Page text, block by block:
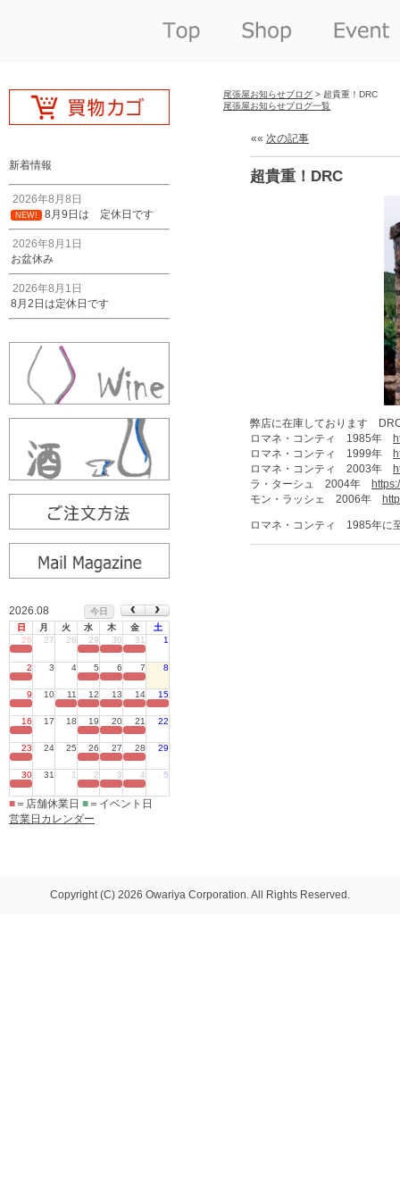
新着情報
2026年8月8日
NEW! 8月9日は 定休日です
2026年8月1日
お盆休み
2026年8月1日
8月2日は定休日です
2026.08
今日
日
月 火 水 木 金
土
26
27 28 29 30 31 1
2 3 4 5 6 7 8
9 10 11 12 13 14 15
16 17 18 19 20 21 22
23 24 25 26 27 28 29
30 31 1 2 3 4 5
■ ＝店舗休業日 ■ ＝イベント日
営業日カレンダー
尾張屋お知らせブログ > 超貴重！DRC
尾張屋お知らせブログ一覧
«« 次の記事
超貴重！DRC
弊店に在庫しております
ロマネ・コンティ 1985年
ロマネ・コンティ 1999年
ロマネ・コンティ 2003年
ラ・ターシュ 2004年
モン・ラッシェ 2006年
ロマネ・コンティ 1985年に
Copyright (C) 2026 Owariya Corporation. All Rights Reserved.